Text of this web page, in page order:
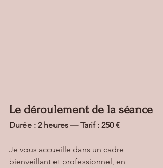
Le déroulement de la séance
Durée : 2 heures — Tarif : 250 €
Je vous accueille dans un cadre
bienveillant et professionnel, en